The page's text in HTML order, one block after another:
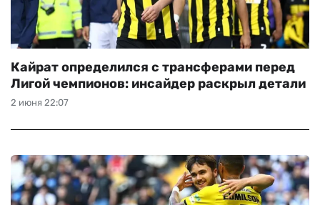
2 июня 22:07
Кайрат определился с трансферами перед
Лигой чемпионов: инсайдер раскрыл детали